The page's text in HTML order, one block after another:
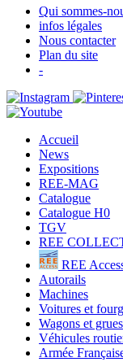
Qui sommes-
infos légales
Nous contacter
Plan du site
-
Accueil
News
Expositions
REE-MAG
Catalogue
Catalogue H0
TGV
REE
REE
Autorails
Machines
Voitures et
Wagons et grues
Véhicules
Armée